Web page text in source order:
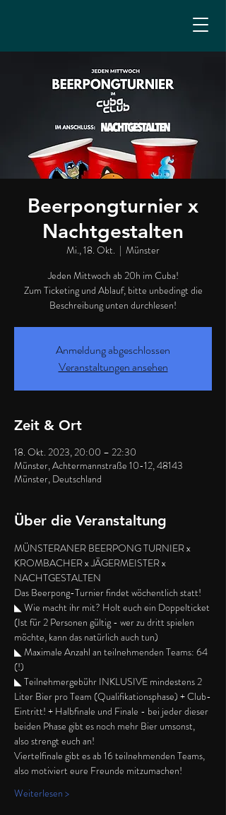
Beerpongturnier x
Nachtgestalten
Mi., 18. Okt.
  |
Münster
Jeden Mittwoch ab 20h im Cuba!
Zum Ticketing und Ablauf, bitte unbedingt die
Beschreibung unten durchlesen!
Anmeldung abgeschlossen
Veranstaltungen ansehen
Zeit & Ort
18. Okt. 2023, 20:00 – 22:30
Münster, Achtermannstraße 10-12, 48143
Münster, Deutschland
Über die Veranstaltung
MÜNSTERANER BEERPONG TURNIER x
KROMBACHER x JÄGERMEISTER x
NACHTGESTALTEN
Das Beerpong-Turnier findet wöchentlich statt!
◣ Wie macht ihr mit? Holt euch ein Doppelticket
(Ist für 2 Personen gültig - wer zu dritt spielen
möchte, kann das natürlich auch tun)
◣ Maximale Anzahl an teilnehmenden Teams: 64
(!)
◣ Teilnehmergebühr INKLUSIVE mindestens 2
Liter Bier pro Team (Qualifikationsphase) + Club-
Eintritt! + Halbfinale und Finale - bei jeder dieser
beiden Phase gibt es noch mehr Bier umsonst,
also strengt euch an!
Viertelfinale gibt es ab 16 teilnehmenden Teams,
also motiviert eure Freunde mitzumachen!
Weiterlesen >